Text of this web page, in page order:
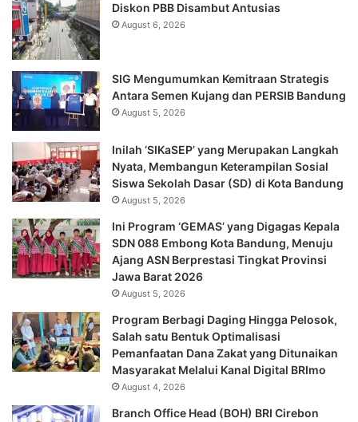
Diskon PBB Disambut Antusias
August 6, 2026
SIG Mengumumkan Kemitraan Strategis
Antara Semen Kujang dan PERSIB Bandung
August 5, 2026
Inilah ‘SIKaSEP’ yang Merupakan Langkah
Nyata, Membangun Keterampilan Sosial
Siswa Sekolah Dasar (SD) di Kota Bandung
August 5, 2026
Ini Program ‘GEMAS’ yang Digagas Kepala
SDN 088 Embong Kota Bandung, Menuju
Ajang ASN Berprestasi Tingkat Provinsi
Jawa Barat 2026
August 5, 2026
Program Berbagi Daging Hingga Pelosok,
Salah satu Bentuk Optimalisasi
Pemanfaatan Dana Zakat yang Ditunaikan
Masyarakat Melalui Kanal Digital BRImo
August 4, 2026
Branch Office Head (BOH) BRI Cirebon